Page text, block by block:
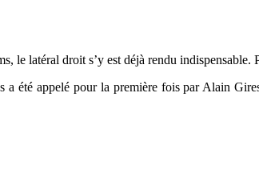
le latéral droit s’y est déjà rendu indispensable.
a été appelé pour la première fois par Alain